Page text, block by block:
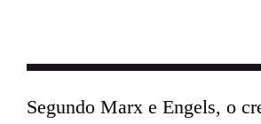
Segundo Marx e Engels, o